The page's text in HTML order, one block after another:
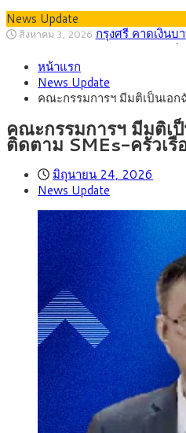
News Update
สิงหาคม 1, 2026 “เอกนิติ” เปิดเค
กรกฎาคม 27, 2026
สิงหาคม 5, 2026 ครม.ไฟเขียวหลัก
สิงหาคม 4, 2026 สธ.ชี้ รพ.รัฐแบก
สิงหาคม 3, 2026 กรุงศรี คาดเงิน
หน้าแรก
News Update
คณะกรรมการฯ มีมติเป็นเอก
คณะกรรมการฯ มีมติเ
ติดตาม SMEs-ครัวเรื
มิถุนายน 24, 2026
News Update